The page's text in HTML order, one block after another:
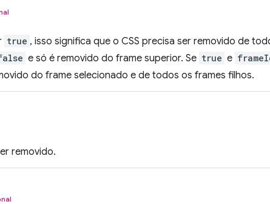
true , isso significa que o CSS precisa ser removido de
e só é removido do frame superior. Se true e
do frame selecionado e de todos os frames filhos.
removido.